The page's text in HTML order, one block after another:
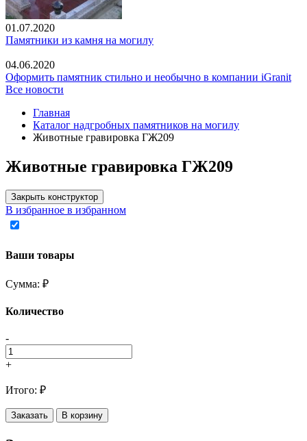
01.07.2020
Памятники из камня на могилу
04.06.2020
Оформить памятник стильно и необычно в компании iGranit
Все новости
Главная
Каталог надгробных памятников на могилу
Животные гравировка ГЖ209
Животные гравировка ГЖ209
Закрыть конструктор
В избранное в избранном
Ваши товары
Сумма: ₽
Количество
-
+
Итого: ₽
Заказать В корзину